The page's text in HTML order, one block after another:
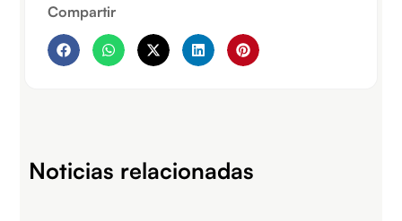
Compartir
Noticias relacionadas